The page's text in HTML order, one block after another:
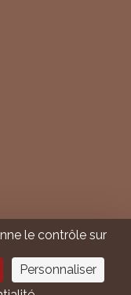
le contrôle sur
Personnaliser